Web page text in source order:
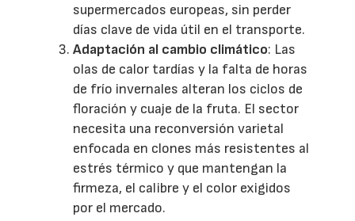
supermercados europeas, sin perder
días clave de vida útil en el transporte.
Adaptación al cambio climático: Las
olas de calor tardías y la falta de horas
de frío invernales alteran los ciclos de
floración y cuaje de la fruta. El sector
necesita una reconversión varietal
enfocada en clones más resistentes al
estrés térmico y que mantengan la
firmeza, el calibre y el color exigidos
por el mercado.